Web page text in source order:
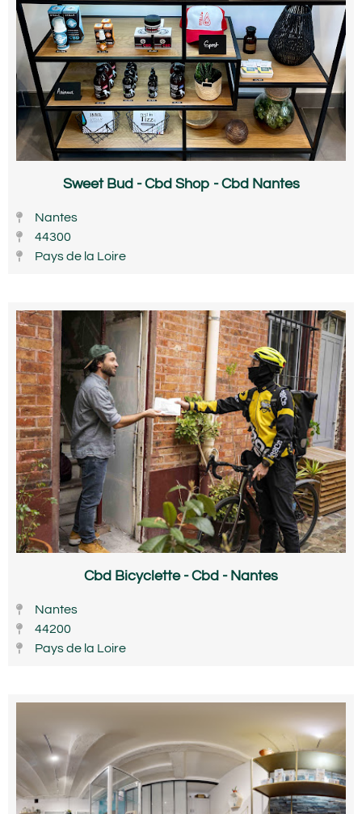
Sweet Bud - Cbd Shop - Cbd Nantes
Nantes
44300
Pays de la Loire
Cbd Bicyclette - Cbd - Nantes
Nantes
44200
Pays de la Loire